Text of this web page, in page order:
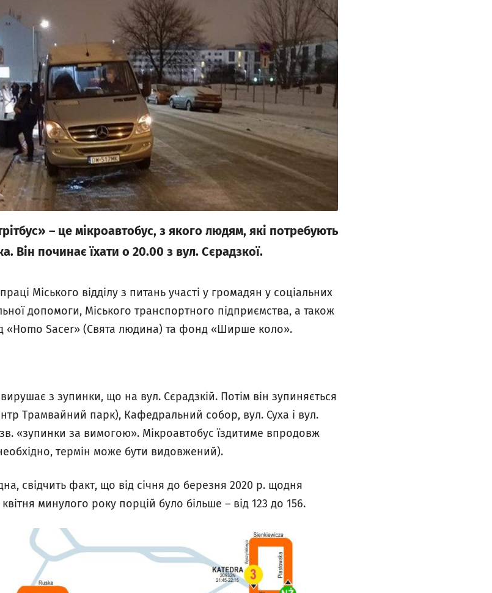
– це мікроавтобус, з якого людям, які потребують
Він починає їхати о 20.00 з вул. Сєрадзкої.
Міського відділу з питань участі у громадян у соціальних
допомоги, Міського транспортного підприємства, а також
«Homo Sacer» (Свята людина) та фонд «Ширше коло».
з зупинки, що на вул. Сєрадзкій. Потім він зупиняється
Трамвайний парк), Кафедральний собор, вул. Суха і вул.
«зупинки за вимогою». Мікроавтобус їздитиме впродовж
термін може бути видовжений).
свідчить факт, що від січня до березня 2020 р. щодня
минулого року порцій було більше – від 123 до 156.